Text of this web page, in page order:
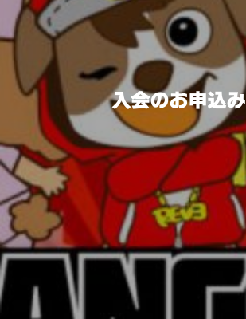
入会のお申込み